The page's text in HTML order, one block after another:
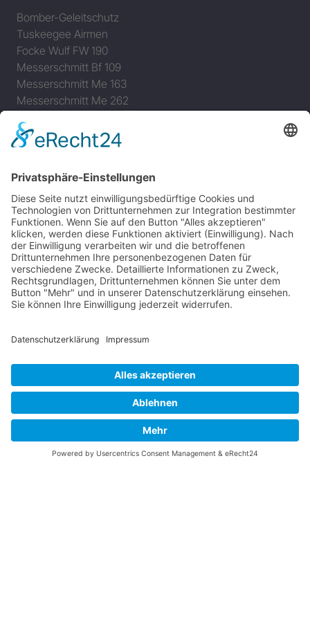
Bomber-Geleitschutz
Tuskeegee Airmen
Focke Wulf FW 190
Messerschmitt Bf 109
Messerschmitt Me 163
Messerschmitt Me 262
P-47 Thunderbolt
P-51 Mustang
Über diese B-17 Webseite
Kontakt
Impressum
Datenschutzerklärung
B-17 Fan Store
Links
UNTERSTÜTZEN
Gefällt Ihnen diese Website über die B-17 Flying
Fortress? Ich könnte Ihnen helfen, die Informationen
zu finden, die Sie suchen? Ich würde mich sehr
freuen, wenn Sie meine Arbeit jetzt mit
unterstützen!